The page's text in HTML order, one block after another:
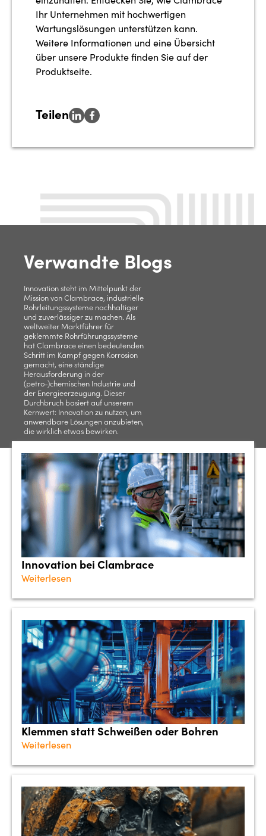
Ihr Unternehmen mit hochwertigen
Wartungslösungen unterstützen kann.
Weitere Informationen und eine Übersicht
über unsere Produkte finden Sie auf der
Produktseite.
Teilen
Verwandte Blogs
Innovation steht im Mittelpunkt der
Mission von Clambrace, industrielle
Rohrleitungssysteme nachhaltiger
und zuverlässiger zu machen. Als
weltweiter Marktführer für
geklemmte Rohrführungssysteme
hat Clambrace einen bedeutenden
Schritt im Kampf gegen Korrosion
gemacht, eine ständige
Herausforderung in der
(petro-)chemischen Industrie und
der Energieerzeugung. Dieser
Durchbruch basiert auf unserem
Kernwert: Innovation zu nutzen, um
anwendbare Lösungen anzubieten,
die wirklich etwas bewirken.
Innovation bei Clambrace
Weiterlesen
Klemmen statt Schweißen oder Bohren
Weiterlesen